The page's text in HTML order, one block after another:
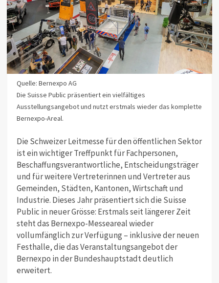
Quelle: Bernexpo AG
Die Suisse Public präsentiert ein vielfältiges
Ausstellungsangebot und nutzt erstmals wieder das komplette
Bernexpo-Areal.
Die Schweizer Leitmesse für den öffentlichen Sektor
ist ein wichtiger Treffpunkt für Fachpersonen,
Beschaffungsverantwortliche, Entscheidungsträger
und für weitere Vertreterinnen und Vertreter aus
Gemeinden, Städten, Kantonen, Wirtschaft und
Industrie. Dieses Jahr präsentiert sich die Suisse
Public in neuer Grösse: Erstmals seit längerer Zeit
steht das Bernexpo-Messeareal wieder
vollumfänglich zur Verfügung – inklusive der neuen
Festhalle, die das Veranstaltungsangebot der
Bernexpo in der Bundeshauptstadt deutlich
erweitert.